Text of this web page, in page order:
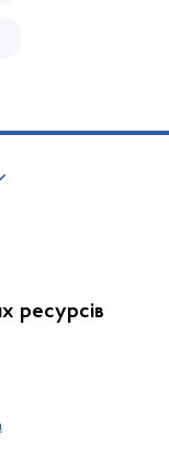
ресурсів